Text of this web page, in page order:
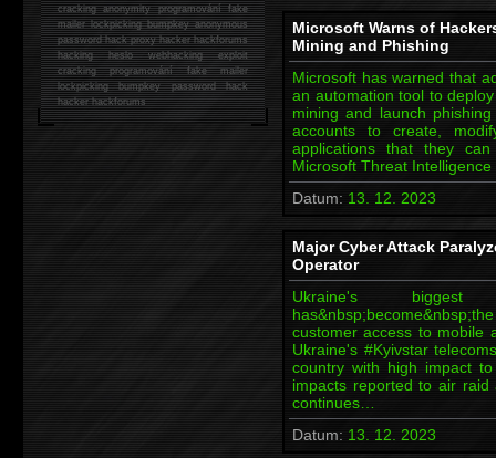
Microsoft Warns of
Mining and Phishing
Microsoft has warned that
an automation tool to
mining and launch
accounts to create,
applications that they
Microsoft Threat
Datum: 13. 12. 2023
Major Cyber Attack
Operator
Ukraine's
customer access to mobile
Ukraine's #Kyivstar
country with high impact
impacts reported to air
continues…
Datum: 13. 12. 2023
cracking anonymity programování fake
mailer lockpicking bumpkey anonymous
password hack proxy hacker hackforums
hacking heslo webhacking exploit
cracking programování fake mailer
lockpicking bumpkey password hack
hackerhackforums